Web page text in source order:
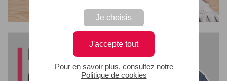
Je choisis
J'accepte tout
Pour en savoir plus, consultez notre
Politique de cookies